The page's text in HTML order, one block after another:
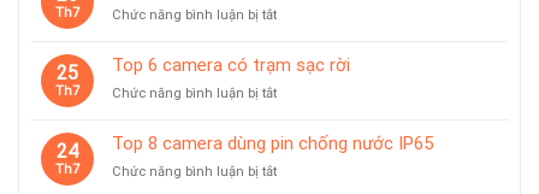
giám
chuyên
cho
vàng
Th7 Chức năng bình luận bị tắtở
camera
pin
giá
từ
25
Th7
Top 6 camera có trạm sạc rời
Chức năng bình luận bị tắtở
6
camera
có
24
Th7
Top 8 camera dùng pin chống nước IP65
Chức năng bình luận bị tắtở